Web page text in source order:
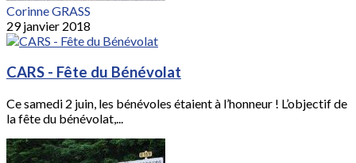
Corinne GRASS
29 janvier 2018
CARS - Fête du Bénévolat
Ce samedi 2 juin, les bénévoles étaient à l’honneur ! L’objectif de
la fête du bénévolat,...